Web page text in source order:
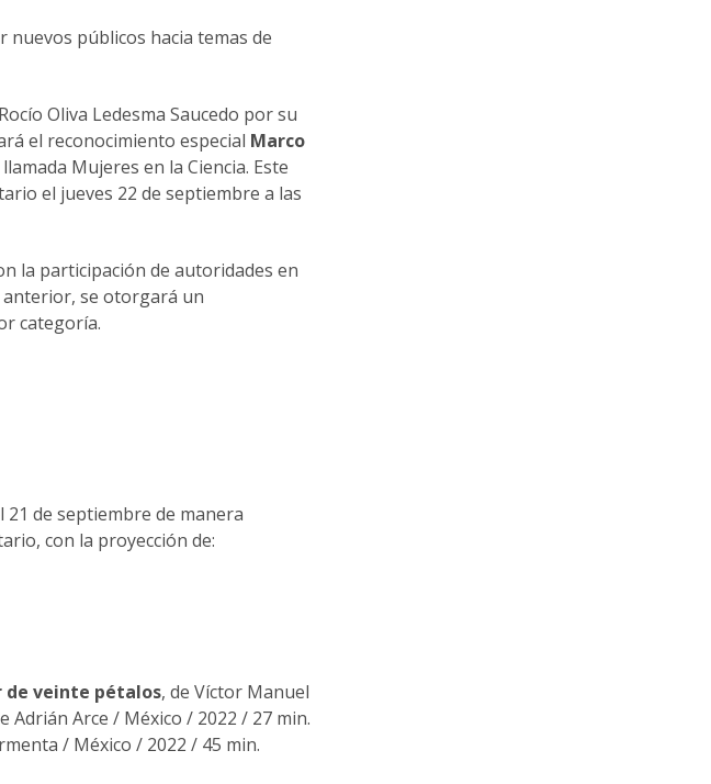
nuevos públicos hacia temas de
Oliva Ledesma Saucedo por su
el reconocimiento especial Marco
Mujeres en la Ciencia. Este
el jueves 22 de septiembre a las
la participación de autoridades en
anterior, se otorgará un
categoría.
21 de septiembre de manera
con la proyección de:
de veinte pétalos, de Víctor Manuel
Adrián Arce / México / 2022 / 27 min.
/ México / 2022 / 45 min.